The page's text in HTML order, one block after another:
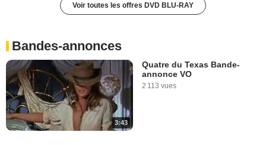
Voir toutes les offres DVD BLU-RAY
Bandes-annonces
3:43
Quatre du Texas Bande-
annonce VO
2 113 vues